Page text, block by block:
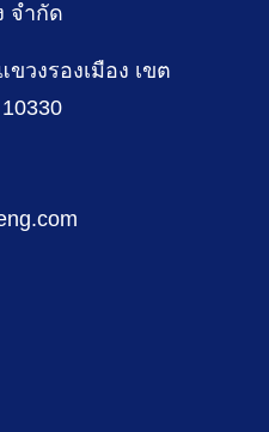
จำกัด
วงรองเมือง เขต